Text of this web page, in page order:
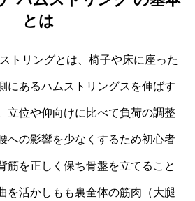
とは
トリングとは、椅子や床に座った
にあるハムストリングスを伸ばす
立位や仰向けに比べて負荷の調整
への影響を少なくするため初心者
筋を正しく保ち骨盤を立てること
を活かしもも裏全体の筋肉（大腿